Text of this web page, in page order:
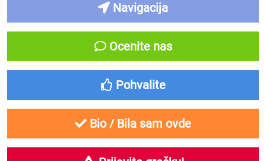
Navigacija
Ocenite nas
Pohvalite
Bio / Bila sam ovde